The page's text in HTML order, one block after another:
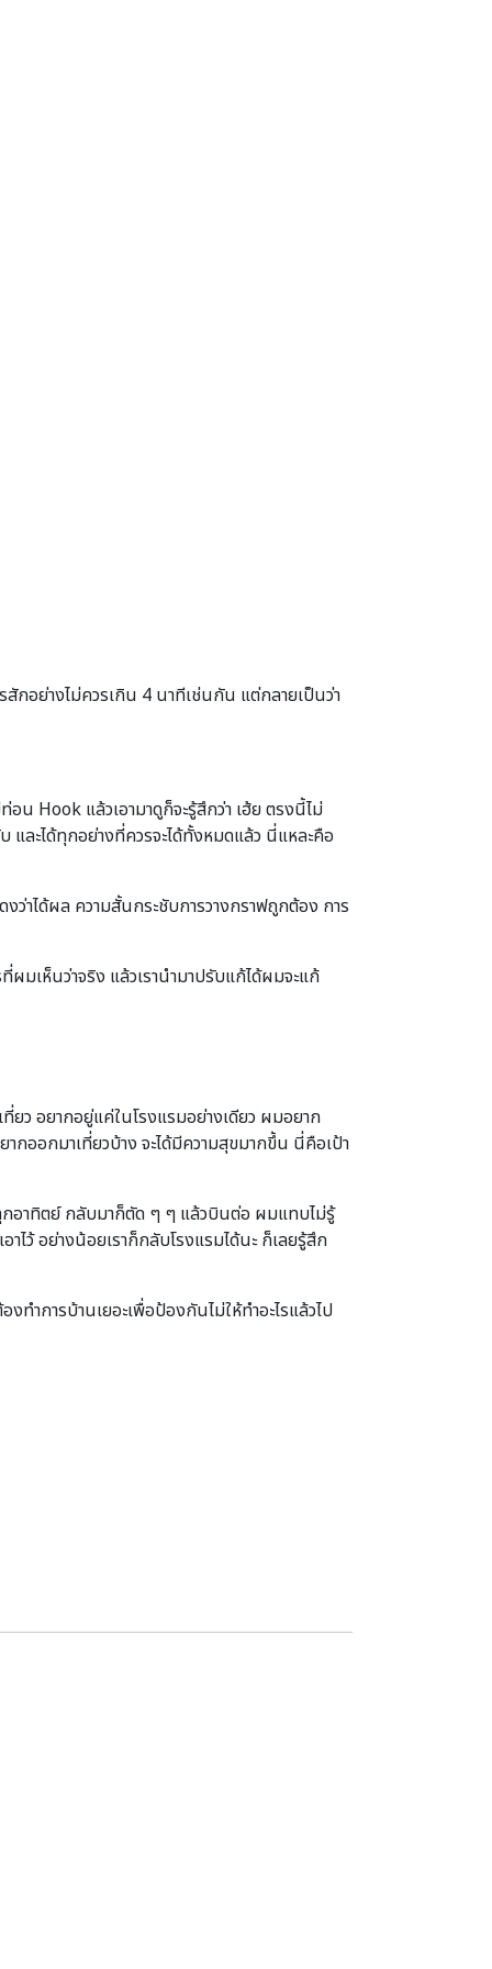
กอย่างไม่ควรเกิน 4 นาทีเช่นกัน แต่กลายเป็นว่า
น Hook แล้วเอามาดูก็จะรู้สึกว่า เฮ้ย ตรงนี้ไม่
ละได้ทุกอย่างที่ควรจะได้ทั้งหมดแล้ว นี่แหละคือ
าได้ผล ความสั้นกระชับการวางกราฟถูกต้อง การ
ผมเห็นว่าจริง แล้วเรานำมาปรับแก้ได้ผมจะแก้
ยว อยากอยู่แค่ในโรงแรมอย่างเดียว ผมอยาก
ออกมาเที่ยวบ้าง จะได้มีความสุขมากขึ้น นี่คือเป้า
กอาทิตย์ กลับมาก็ตัด ๆ ๆ แล้วบินต่อ ผมแทบไม่รู้
าไว้ อย่างน้อยเราก็กลับโรงแรมได้นะ ก็เลยรู้สึก
ทำการบ้านเยอะเพื่อป้องกันไม่ให้ทำอะไรแล้วไป